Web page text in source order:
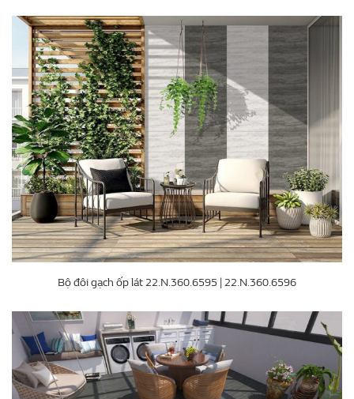
Bộ đôi gạch ốp lát 22.N.360.6595 | 22.N.360.6596